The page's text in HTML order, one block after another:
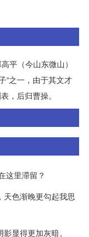
平（今山东微山）
”之一，由于其文才
，后归曹操。
这里滞留？
天色渐晚更勾起我思
显得更加灰暗。